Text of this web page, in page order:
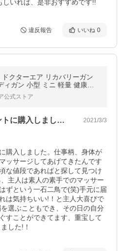
いれば、是非おすすめです!!
違反報告 いいね 0
ドクターエア リカバリーガン
ィガン 小型 ミニ 軽量 健康グ
日 爆買
公式ストア
主人の誕生日プレゼントに購入しました。… 2021/3/3
購入しました。仕事柄、身体が
ッサージしてあげてきたんです
な値段であればと探して見つけ
主人は素人の素手でのマッサー
ずという一石二鳥で(笑)手元に届
は気持ちいい!！と主人大喜びで
選ぶこともでき、その日の自分
すことができてます、重宝して
した!！